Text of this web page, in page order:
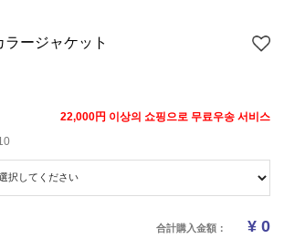
ージャケット
22,000円 이상의 쇼핑으로 무료우송 서비스
合計購入金額： ¥ 0